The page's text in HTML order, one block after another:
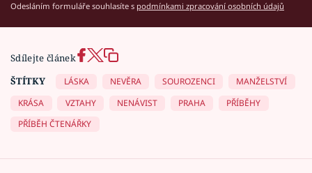
Odesláním formuláře souhlasíte s podmínkami zpracování osobních údajů
Sdílejte článek
ŠTÍTKY
LÁSKA NEVĚRA SOUROZENCI
MANŽELSTVÍ
KRÁSA
VZTAHY NENÁVIST PRAHA
PŘÍBĚHY
PŘÍBĚH ČTENÁŘKY